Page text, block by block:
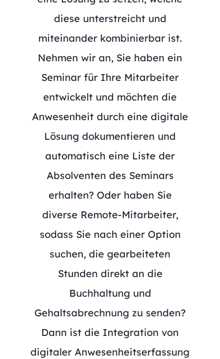
diese unterstreicht und
miteinander kombinierbar ist.
Nehmen wir an, Sie haben ein
Seminar für Ihre Mitarbeiter
entwickelt und möchten die
Anwesenheit durch eine digitale
Lösung dokumentieren und
automatisch eine Liste der
Absolventen des Seminars
erhalten? Oder haben Sie
diverse Remote-Mitarbeiter,
sodass Sie nach einer Option
suchen, die gearbeiteten
Stunden direkt an die
Buchhaltung und
Gehaltsabrechnung zu senden?
Dann ist die Integration von
digitaler Anwesenheitserfassung